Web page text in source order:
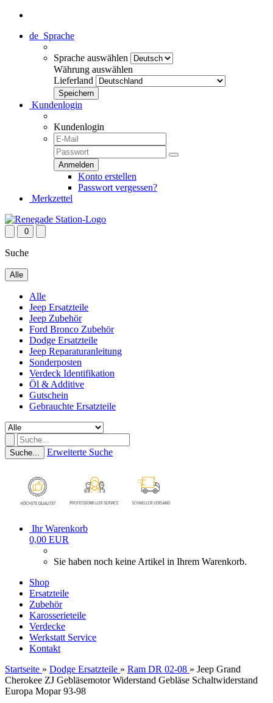
de Sprache
Sprache auswählen
Währung auswählen
Lieferland
Kundenlogin
Kundenlogin
Konto erstellen
Passwort vergessen?
Merkzettel
0
Suche
Alle
Alle
Jeep Ersatzteile
Jeep Zubehör
Ford Bronco Zubehör
Dodge Ersatzteile
Jeep Reparaturanleitung
Sonderposten
Verdeck Identifikation
Öl & Additive
Gutschein
Gebrauchte Ersatzteile
Suche... Erweiterte Suche
Ihr Warenkorb
0,00 EUR
Sie haben noch keine Artikel in Ihrem Warenkorb.
Shop
Ersatzteile
Zubehör
Karosserieteile
Verdecke
Werkstatt Service
Kontakt
Startseite » Dodge Ersatzteile » Ram DR 02-08 » Jeep Grand
Cherokee ZJ Gebläsemotor Widerstand Gebläse Schaltwiderstand
Europa Mopar 93-98